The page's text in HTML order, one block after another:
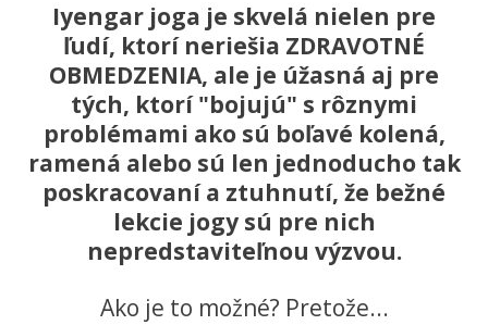
Iyengar joga je skvelá nielen pre
ľudí, ktorí neriešia ZDRAVOTNÉ
OBMEDZENIA, ale je úžasná aj pre
tých, ktorí "bojujú" s rôznymi
problémami ako sú boľavé kolená,
ramená alebo sú len jednoducho tak
poskracovaní a ztuhnutí, že bežné
lekcie jogy sú pre nich
nepredstaviteľnou výzvou.
Ako je to možné? Pretože...